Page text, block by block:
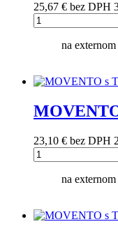
25,67 € bez DPH
na
23,10 € bez DPH
na